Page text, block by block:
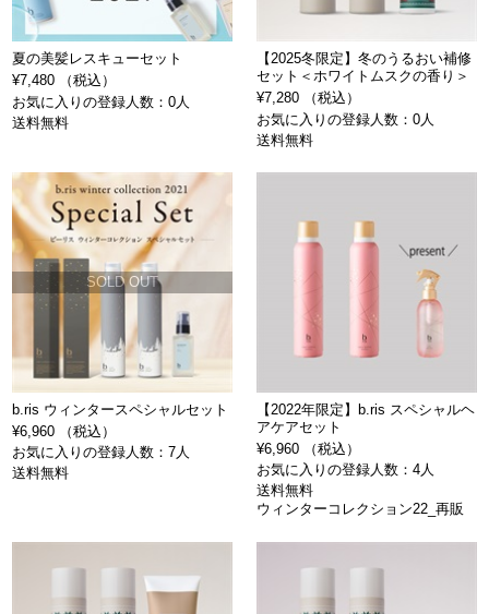
夏の美髪レスキューセット
¥7,480 （税込）
お気に入りの登録人数：0人
送料無料
【2025冬限定】冬のうるおい補修
セット＜ホワイトムスクの香り＞
¥7,280 （税込）
お気に入りの登録人数：0人
送料無料
SOLD OUT
b.ris ウィンタースペシャルセット
¥6,960 （税込）
お気に入りの登録人数：7人
送料無料
【2022年限定】b.ris スペシャルヘ
アケアセット
¥6,960 （税込）
お気に入りの登録人数：4人
送料無料
ウィンターコレクション22_再販